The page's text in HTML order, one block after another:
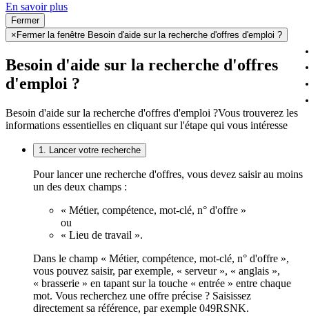
En savoir plus
Fermer
× Fermer la fenêtre Besoin d'aide sur la recherche d'offres d'emploi ?
Besoin d'aide sur la recherche d'offres
d'emploi ?
Besoin d'aide sur la recherche d'offres d'emploi ?Vous trouverez les
informations essentielles en cliquant sur l'étape qui vous intéresse
1. Lancer votre recherche
Pour lancer une recherche d'offres, vous devez saisir au moins
un des deux champs :
« Métier, compétence, mot-clé, n° d'offre »
ou
« Lieu de travail ».
Dans le champ « Métier, compétence, mot-clé, n° d'offre »,
vous pouvez saisir, par exemple, « serveur », « anglais »,
« brasserie » en tapant sur la touche « entrée » entre chaque
mot. Vous recherchez une offre précise ? Saisissez
directement sa référence, par exemple 049RSNK.